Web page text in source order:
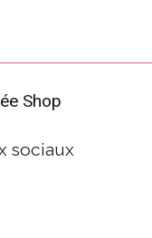
Shop
sociaux